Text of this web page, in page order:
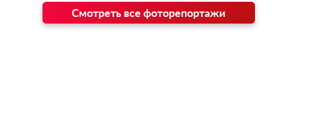
Смотреть все фоторепортажи